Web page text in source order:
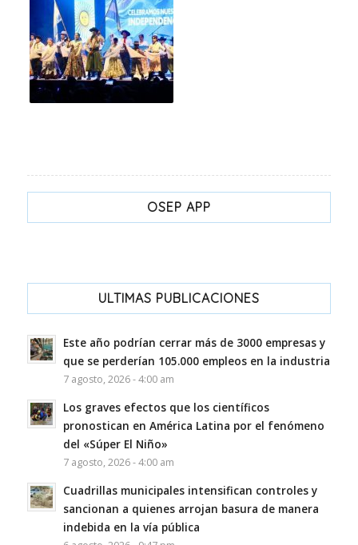
OSEP APP
ULTIMAS PUBLICACIONES
Este año podrían cerrar más de 3000 empresas y
que se perderían 105.000 empleos en la industria
7 agosto, 2026 - 4:00 am
Los graves efectos que los científicos
pronostican en América Latina por el fenómeno
del «Súper El Niño»
7 agosto, 2026 - 4:00 am
Cuadrillas municipales intensifican controles y
sancionan a quienes arrojan basura de manera
indebida en la vía pública